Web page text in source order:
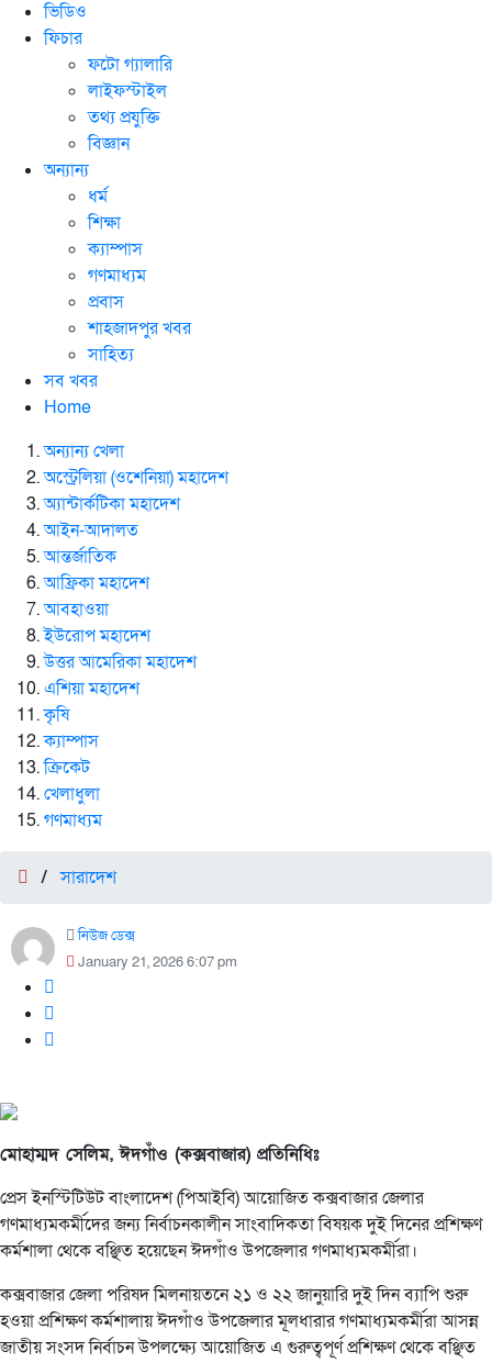
ভিডিও
ফিচার
ফটো গ্যালারি
লাইফস্টাইল
তথ্য প্রযুক্তি
বিজ্ঞান
অন্যান্য
ধর্ম
শিক্ষা
ক্যাম্পাস
গণমাধ্যম
প্রবাস
শাহজাদপুর খবর
সাহিত্য
সব খবর
Home
অন্যান্য খেলা
অস্ট্রেলিয়া (ওশেনিয়া) মহাদেশ
অ্যান্টার্কটিকা মহাদেশ
আইন-আদালত
আন্তর্জাতিক
আফ্রিকা মহাদেশ
আবহাওয়া
ইউরোপ মহাদেশ
উত্তর আমেরিকা মহাদেশ
এশিয়া মহাদেশ
কৃষি
ক্যাম্পাস
ক্রিকেট
খেলাধুলা
গণমাধ্যম
/সারাদেশ
নিউজ ডেক্স
January 21, 2026 6:07 pm
মোহাম্মদ সেলিম, ঈদগাঁও (কক্সবাজার) প্রতিনিধিঃ
প্রেস ইনস্টিটিউট বাংলাদেশ (পিআইবি) আয়োজিত কক্সবাজার জেলার
গণমাধ্যমকর্মীদের জন্য নির্বাচনকালীন সাংবাদিকতা বিষয়ক দুই দিনের প্রশিক্ষণ
কর্মশালা থেকে বঞ্ছিত হয়েছেন ঈদগাঁও উপজেলার গণমাধ্যমকর্মীরা।
কক্সবাজার জেলা পরিষদ মিলনায়তনে ২১ ও ২২ জানুয়ারি দুই দিন ব্যাপি শুরু
হওয়া প্রশিক্ষণ কর্মশালায় ঈদগাঁও উপজেলার মূলধারার গণমাধ্যমকর্মীরা আসন্ন
জাতীয় সংসদ নির্বাচন উপলক্ষ্যে আয়োজিত এ গুরুত্বপূর্ণ প্রশিক্ষণ থেকে বঞ্ছিত